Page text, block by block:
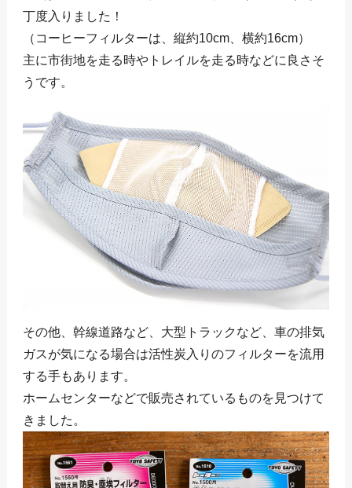
丁度入りました！
（コーヒーフィルターは、縦約10cm、横約16cm）
主に市街地を走る時やトレイルを走る時などに良さそ
うです。
その他、幹線道路など、大型トラックなど、車の排気
ガスが気になる場合は活性炭入りのフィルターを流用
する手もあります。
ホームセンターなどで販売されているものを見つけて
きました。